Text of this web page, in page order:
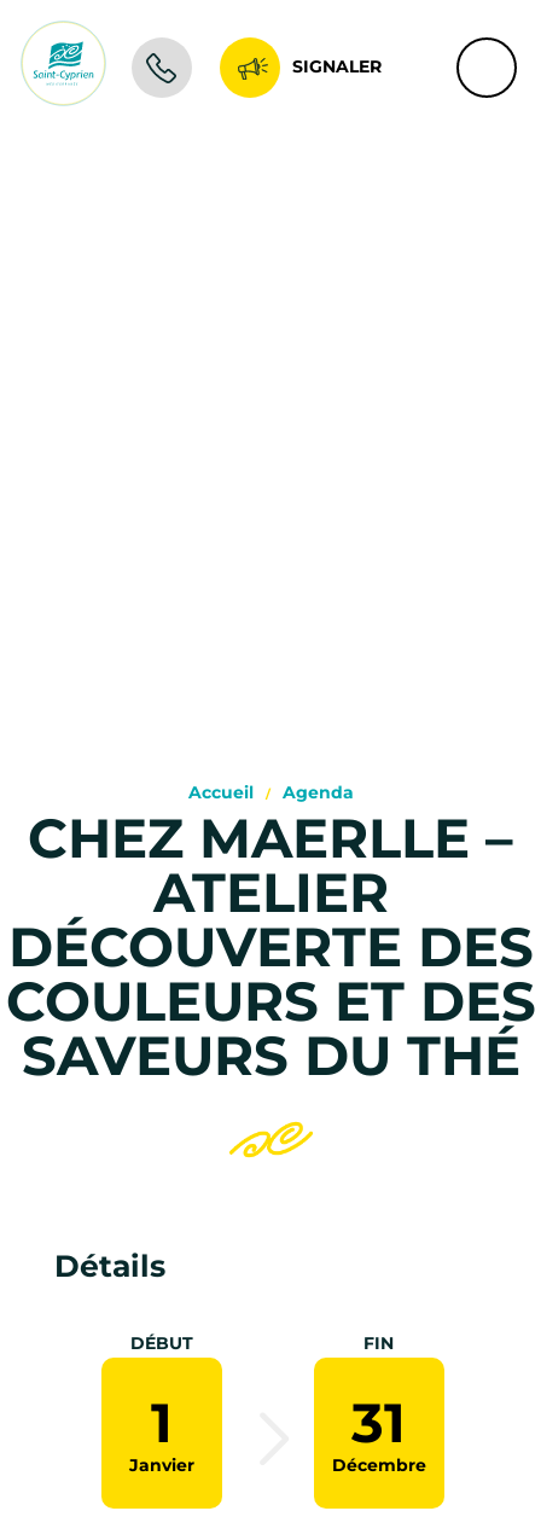
SIGNALER
Accueil Agenda
CHEZ MAERLLE –
ATELIER
DÉCOUVERTE DES
COULEURS ET DES
SAVEURS DU THÉ
Détails
DÉBUT
1
Janvier
FIN
31
Décembre